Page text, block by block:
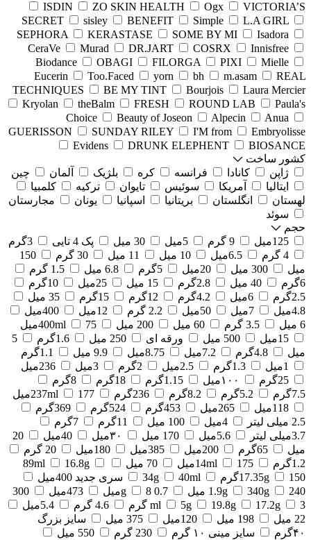
ISDIN
ZO SKIN HEALTH Ogx
VICTORIA’S
SECRET
sisley BENEFIT Simple
L.A GIRL
SEPHORA
KERASTASE SOME BY MI
Isadora
CeraVe
Murad DR.JART COSRX
Innisfree
Biodance
OBAGI FILORGA PIXI
Mielle
Eucerin
Too.Faced yorn bh m.asam
REAL
TECHNIQUES
BE MY TINT Bourjois
Laura Mercier
Kryolan
theBalm FRESH ROUND LAB
Paula's
Choice
Beauty of Joseon Alpecin
Anua
GUERISSON
SUNDAY RILEY I'M from
Embryolisse
Evidens
DRUNK ELEPHENT
BIOSANCE
کشور ساخت
ژاپن
کانادا فرانسه کره بلژیک آلمان
چین
ایتالیا
آمریکا سوئیس تایوان ترکیه
کلمبیا
لهستان
انگلستان بریتانیا اسپانیا یونان
مجارستان
سوئد
حجم
125میل
9 گرم 5میل 30 میل پک 4 تایی
3گرم
4 گرم
6.5میل 10 میل 11 میل 30 گرم
150
میل
300 میل 20میل 5گرم 6.8 میل
1.5 گرم
6گرم
40 میل 2.8گرم 15 میل 25میل
10گرم
2.5گرم
6میل 4.2گرم 12گرم 15گرم
35 میل
4.8میل
7میل 50میل 2.2 گرم 12میل
400میل
6 میل
3.5 گرم 60 میل 200 میل 400ml
75میل
15میل
500 میل ورقه ای 250 میل 1.6گرم
5
میل
4.8گرم 7.2میل 8.75میل 9.9 میل
1.1گرم
1میل
1.3گرم 2.5میل 2گرم 3میل
236میل
25گرم
۱۰۰میل 1.15گرم 18گرم
8گرم
7.5گرم
5.2گرم 8.2گرم 236گرم 237ml
177میل
118میل
265میل 453گرم 524گرم
369گرم
2.5 میلی لیتر
4میل 100 میل 11گرم
7گرم
3.7میلی لیتر
5.6میل 170 میل ۳۰میل 40میل
20
میل
65گرم 200میل 385میل 180میل
20 گرم
1.2گرم
14ml 175میل 70 میل 89ml
16.8g
17.35g
150گرم 34g 40ml
سری جدید 400میل
1.9g
340g 240 میل 0.7 g 8میل 473میل
300
ml
5g 19.8g 17.2g 3 گرم 4.6 گرم
5.4میل
22 میل
198 میل 120میل 375 میل
سایز بزرگ
۴۰گرم
سایز مینی ۱۰ گرم 230 گرم
550 میل